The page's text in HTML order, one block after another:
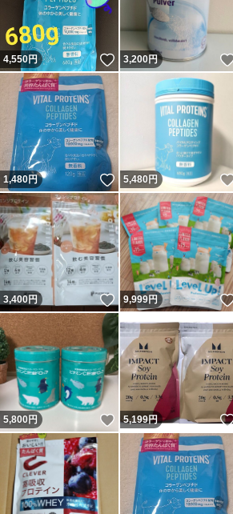
4,550円 いいね！
3,200円
1,480円 いいね！
5,480 円
3,400円 いいね！
9,999円
5,800円 いいね！
5,199円